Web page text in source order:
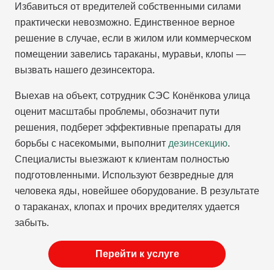
Избавиться от вредителей собственными силами
практически невозможно. Единственное верное
решение в случае, если в жилом или коммерческом
помещении завелись тараканы, муравьи, клопы —
вызвать нашего дезинсектора.
Выехав на объект, сотрудник СЭС Конёнкова улица
оценит масштабы проблемы, обозначит пути
решения, подберет эффективные препараты для
борьбы с насекомыми, выполнит дезинсекцию.
Специалисты выезжают к клиентам полностью
подготовленными. Используют безвредные для
человека яды, новейшее оборудование. В результате
о тараканах, клопах и прочих вредителях удается
забыть.
Перейти к услуге